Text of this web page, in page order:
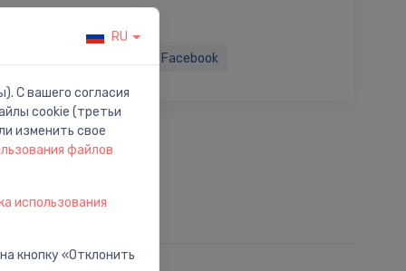
Facebook
RU
С вашего согласия
cookie (третьи
изменить свое
файлов
использования
кнопку «Отклонить